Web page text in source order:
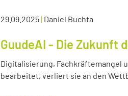
29.09.2025| Daniel Buchta
GuudeAI - Die Zukunft
Digitalisierung, Fachkräftemangel
bearbeitet, verliert sie an den